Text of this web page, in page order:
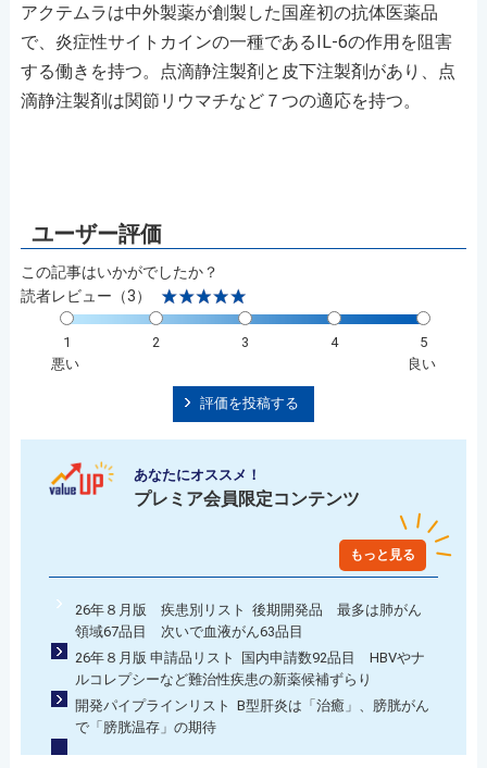
アクテムラは中外製薬が創製した国産初の抗体医薬品
で、炎症性サイトカインの一種であるIL-6の作用を阻害
する働きを持つ。点滴静注製剤と皮下注製剤があり、点
滴静注製剤は関節リウマチなど７つの適応を持つ。
この記事はいかがでしたか？
読者レビュー（3）
1 2 3 4
5
悪い
良い
評価を投稿する
あなたにオススメ！
プレミア会員限定コンテンツ
もっと見る
26年８月版 疾患別リスト 後期開発品 最多は肺がん
領域67品目 次いで血液がん63品目
26年８月版 申請品リスト 国内申請数92品目 HBVやナ
ルコレプシーなど難治性疾患の新薬候補ずらり
開発パイプラインリスト B型肝炎は「治癒」、膀胱がん
で「膀胱温存」の期待